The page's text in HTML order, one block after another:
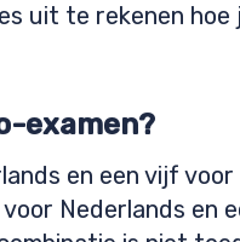
uit te rekenen
examen?
en een vijf voor
Nederlands en